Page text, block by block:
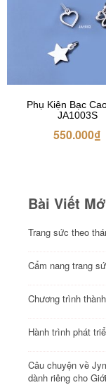
Phụ Kiện Bạc
JA1003S
550.000₫
Bài Viết
Trang sức theo
Cẩm nang trang
Chương trình
Hành trình phát
Câu chuyện về
dành riêng cho